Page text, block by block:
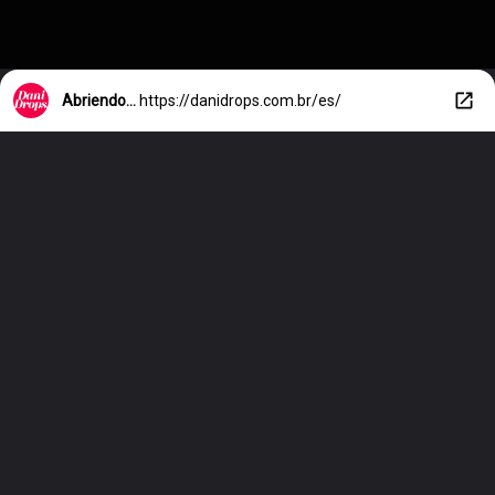
Abriendo... https://danidrops.com.br/es/